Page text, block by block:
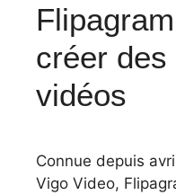
créer des
vidéos
Connue depuis
Vigo Video,